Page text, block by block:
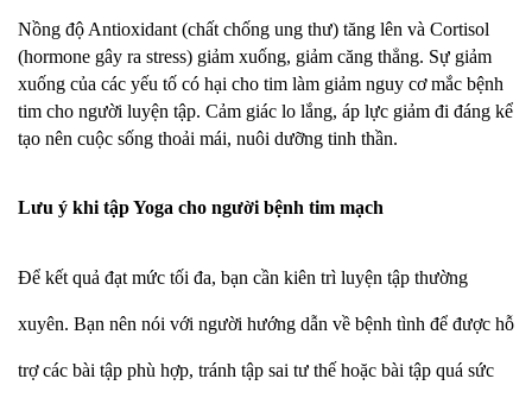
Nồng độ Antioxidant (chất chống ung thư) tăng lên và Cortisol
(hormone gây ra stress) giảm xuống, giảm căng thẳng. Sự giảm
xuống của các yếu tố có hại cho tim làm giảm nguy cơ mắc bệnh
tim cho người luyện tập. Cảm giác lo lắng, áp lực giảm đi đáng kể
tạo nên cuộc sống thoải mái, nuôi dưỡng tinh thần.
Lưu ý khi tập Yoga cho người bệnh tim mạch
Để kết quả đạt mức tối đa, bạn cần kiên trì luyện tập thường
xuyên. Bạn nên nói với người hướng dẫn về bệnh tình để được hỗ
trợ các bài tập phù hợp, tránh tập sai tư thế hoặc bài tập quá sức